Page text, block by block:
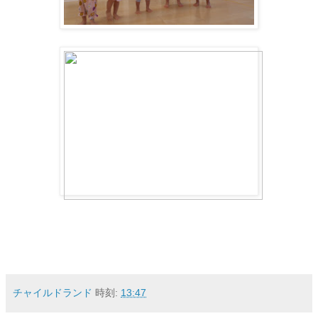
チャイルドランド 時刻: 13:47